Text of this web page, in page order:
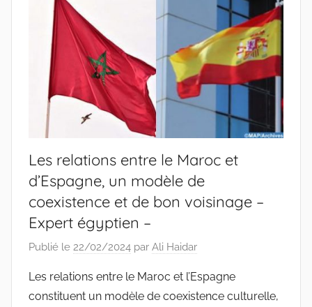
Les relations entre le Maroc et
d’Espagne, un modèle de
coexistence et de bon voisinage –
Expert égyptien –
Publié le 22/02/2024 par Ali Haidar
Les relations entre le Maroc et l’Espagne
constituent un modèle de coexistence culturelle,